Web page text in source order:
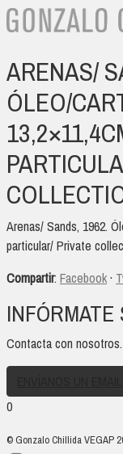
ARENAS/
ÓLEO/
Arenas/ Sands, 1962.
particular/ Private
Compartir: Facebook·
INFÓRMATE
Contacta con
0
© Gonzalo Chillida VEGAP